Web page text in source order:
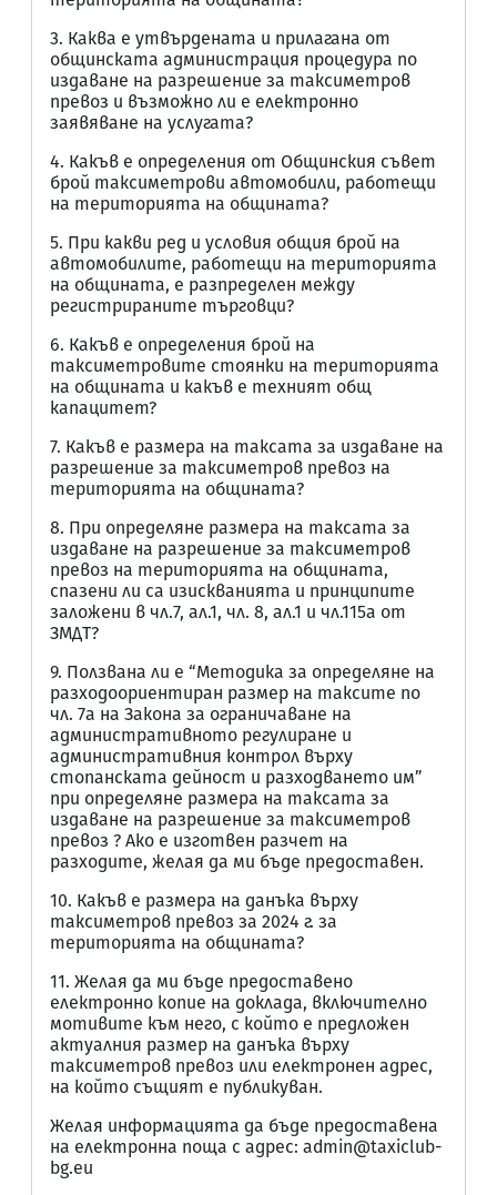
3. Каква е утвърдената и прилагана от
общинската администрация процедура по
издаване на разрешение за таксиметров
превоз и възможно ли е електронно
заявяване на услугата?
4. Какъв е определения от Общинския съвет
брой таксиметрови автомобили, работещи
на територията на общината?
5. При какви ред и условия общия брой на
автомобилите, работещи на територията
на общината, е разпределен между
регистрираните търговци?
6. Какъв е определения брой на
таксиметровите стоянки на територията
на общината и какъв е техният общ
капацитет?
7. Какъв е размера на таксата за издаване на
разрешение за таксиметров превоз на
територията на общината?
8. При определяне размера на таксата за
издаване на разрешение за таксиметров
превоз на територията на общината,
спазени ли са изискванията и принципите
заложени в чл.7, ал.1, чл. 8, ал.1 и чл.115а от
ЗМДТ?
9. Ползвана ли е “Методика за определяне на
разходоориентиран размер на таксите по
чл. 7а на Закона за ограничаване на
административното регулиране и
административния контрол върху
стопанската дейност и разходването им”
при определяне размера на таксата за
издаване на разрешение за таксиметров
превоз ? Ако е изготвен разчет на
разходите, желая да ми бъде предоставен.
10. Какъв е размера на данъка върху
таксиметров превоз за 2024 г. за
територията на общината?
11. Желая да ми бъде предоставено
електронно копие на доклада, включително
мотивите към него, с който е предложен
актуалния размер на данъка върху
таксиметров превоз или електронен адрес,
на който същият е публикуван.
Желая информацията да бъде предоставена
на електронна поща с адрес: admin@taxiclub-
bg.eu